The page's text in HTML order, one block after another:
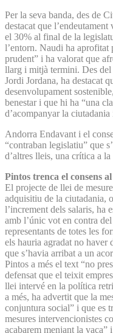
Per la seva banda, des de
destacat que
el 30% al final de la
l’entorn. Naudi ha aprofitat
prudent” i ha valorat que
llarg i mitjà termini. Des del
Jordi Jordana, ha destacat
desenvolupament
benestar i que hi ha “una
d’acompanyar la
Andorra Endavant i el
“contraban legislatiu” que
d’altres lleis, una crítica a
Pintos trenca el consens
El projecte de llei de
adquisitiu de la ciutadania,
l’increment dels salaris, ha
amb l’únic vot en contra
representants de totes les
els hauria agradat no haver
que s’havia arribat a un
Pintos a més el text “no
defensat que el teixit
llei intervé en la política
a més, ha advertit que la
conjuntura social” i que es
mesures intervencionistes
acabarem menjant la vaca”